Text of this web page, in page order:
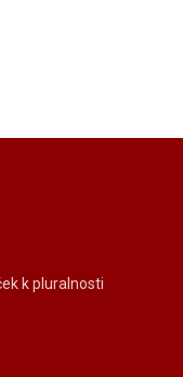
k pluralnosti